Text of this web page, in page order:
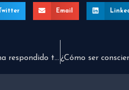
Twitter Email
¿Estás seguro de que Dios no ha respondido tu petición?